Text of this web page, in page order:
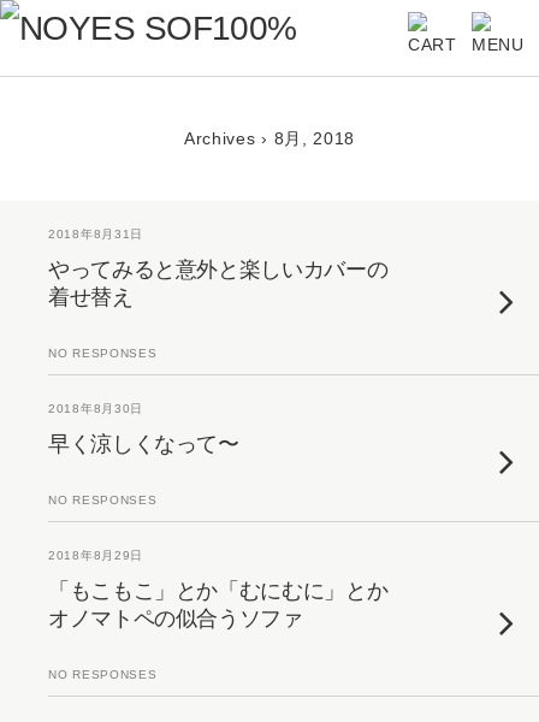
Archives › 8月, 2018
2018年8月31日
やってみると意外と楽しいカバーの
着せ替え
NO RESPONSES
2018年8月30日
早く涼しくなって〜
NO RESPONSES
2018年8月29日
「もこもこ」とか「むにむに」とか
オノマトペの似合うソファ
NO RESPONSES